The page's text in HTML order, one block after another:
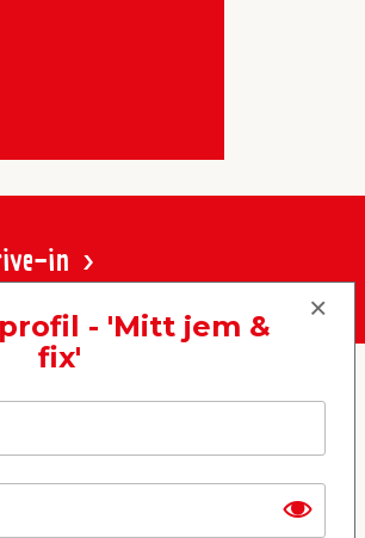
in
- 'Mitt jem &
fix'